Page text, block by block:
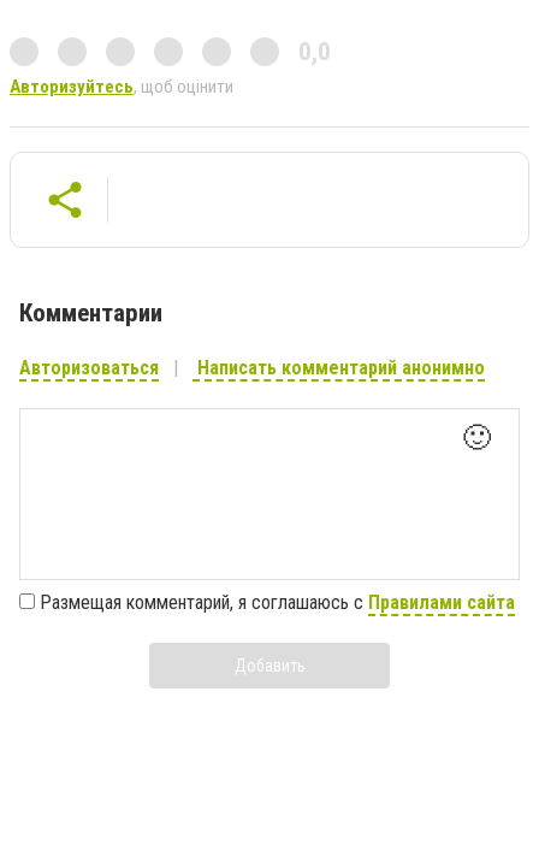
0,0
Авторизуйтесь, щоб оцінити
Комментарии
Авторизоваться Написать комментарий анонимно
🙂
Размещая комментарий, я соглашаюсь с Правилами сайта
Добавить